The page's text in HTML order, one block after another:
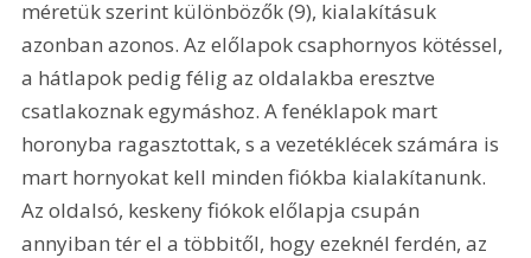
méretük szerint különbözők (9), kialakításuk
azonban azonos. Az előlapok csaphornyos kötéssel,
a hátlapok pedig félig az oldalakba eresztve
csatlakoznak egymáshoz. A fenéklapok mart
horonyba ragasztottak, s a vezetéklécek számára is
mart hornyokat kell minden fiókba kialakítanunk.
Az oldalsó, keskeny fiókok előlapja csupán
annyiban tér el a többitől, hogy ezeknél ferdén, az